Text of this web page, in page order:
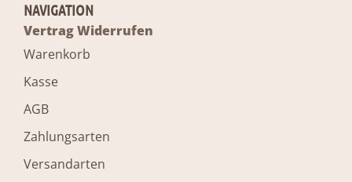
NAVIGATION
Vertrag Widerrufen
Warenkorb
Kasse
AGB
Zahlungsarten
Versandarten